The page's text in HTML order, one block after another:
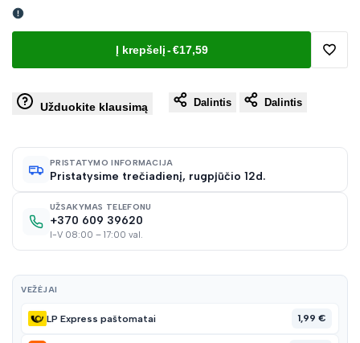
Į krepšelį-€17,59
Užduokite klausimą Dalintis Dalintis
PRISTATYMO INFORMACIJA
Pristatysime trečiadienį, rugpjūčio 12d.
UŽSAKYMAS TELEFONU
+370 609 39620
I-V 08:00 – 17:00 val.
VEŽĖJAI
LP Express paštomatai 1,99 €